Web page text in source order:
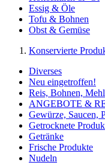
Essig & Öle
Tofu & Bohnen
Obst & Gemüse
Konservierte
Diverses
Neu eingetroffen!
Reis, Bohnen, Mehl
ANGEBOTE &
Gewürze, Saucen,
Getrocknete
Getränke
Frische Produkte
Nudeln